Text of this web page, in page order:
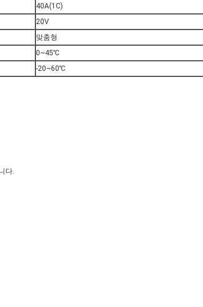
40A(1C)
20V
맞춤형
0~45℃
-20~60℃
다.